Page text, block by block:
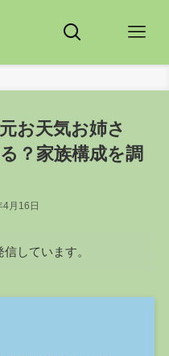
お天気お姉さ
？家族構成を調
月16日
しています。